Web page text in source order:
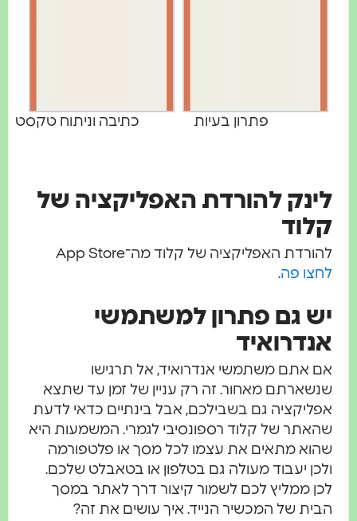
פתרון בעיות כתיבה וניתוח טקסט
לינק להורדת האפליקציה של
קלוד
להורדת האפליקציה של קלוד מה־App Store
לחצו פה.
יש גם פתרון למשתמשי
אנדרואיד
אם אתם משתמשי אנדרואיד, אל תרגישו
שנשארתם מאחור. זה רק עניין של זמן עד שתצא
אפליקציה גם בשבילכם, אבל בינתיים כדאי לדעת
שהאתר של קלוד רספונסיבי לגמרי. המשמעות היא
שהוא מתאים את עצמו לכל מסך או פלטפורמה
ולכן יעבוד מעולה גם בטלפון או בטאבלט שלכם.
לכן ממליץ לכם לשמור קיצור דרך לאתר במסך
הבית של המכשיר הנייד. איך עושים את זה?